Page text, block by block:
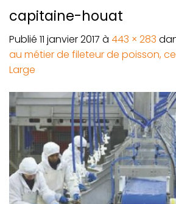
capitaine-houat
Publié 11 janvier 2017 à 443 × 283
au métier de fileteur de poisson,
Large